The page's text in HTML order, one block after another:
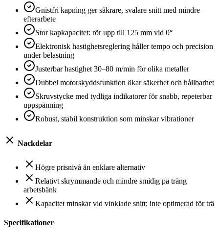
Gnistfri kapning ger säkrare, svalare snitt med mindre
efterarbete
Stor kapkapacitet: rör upp till 125 mm vid 0°
Elektronisk hastighetsreglering håller tempo och precision
under belastning
Justerbar hastighet 30–80 m/min för olika metaller
Dubbel motorskyddsfunktion ökar säkerhet och hållbarhet
Skruvstycke med tydliga indikatorer för snabb, repeterbar
uppspänning
Robust, stabil konstruktion som minskar vibrationer
Nackdelar
Högre prisnivå än enklare alternativ
Relativt skrymmande och mindre smidig på trång
arbetsbänk
Kapacitet minskar vid vinklade snitt; inte optimerad för trä
Specifikationer